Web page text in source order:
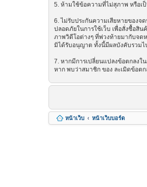
5. ห้ามใช้ข้อความที่ไม่สุภาพ หรือเ
6. ไม่รับประกันความเสียหายของจ
ปลอดภัยในการใช้เว็บ เพื่อสั่งซื้อสิ
ภาพวิดีโอต่างๆ ที่พ่วงท้ายมากับจด
มิได้รับอนุญาต ทั้งนี้มีผลบังคับรวมไ
7. หากมีการเปลี่ยนแปลงข้อตกลงใ
หาก พบว่าสมาชิก ของ ละเมิดข้อต
หน้าเว็บ หน้าเว็บบอร์ด